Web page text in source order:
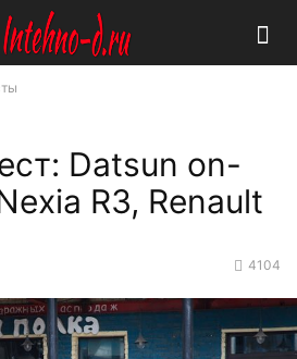
Datsun on-
R3, Renault
4104